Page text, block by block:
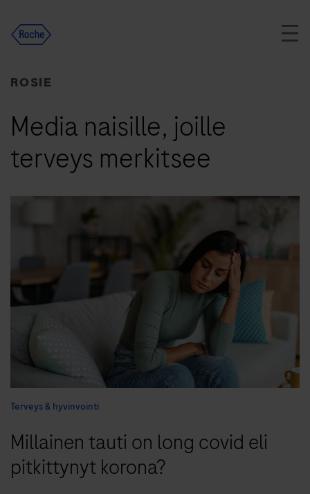
content
ROSIE
Media naisille, joille
terveys merkitsee
Terveys & hyvinvointi
Millainen tauti on long covid eli
pitkittynyt korona?